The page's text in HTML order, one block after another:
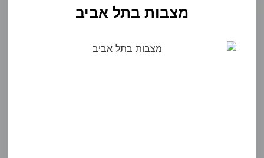
מצבות בתל אביב